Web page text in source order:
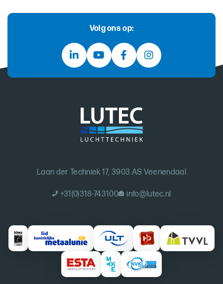
Volg ons op:
Laan der Techniek 17, 3903 AS Veenendaal
+31(0)318-743100 info@lutec.nl